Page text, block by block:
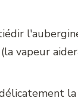
vapeur